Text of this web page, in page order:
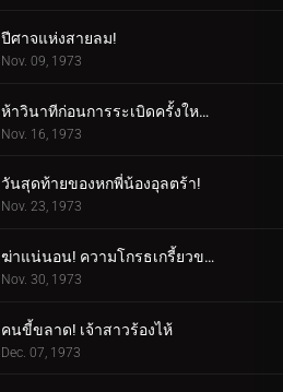
ปีศาจแห่งสายลม!
Nov. 09, 1973
ห้าวินาทีก่อนการระเบิดครั้งใหญ่ของดินแดนอุลตร้า!
Nov. 16, 1973
วันสุดท้ายของหกพี่น้องอุลตร้า!
Nov. 23, 1973
ฆ่าแน่นอน! ความโกรธเกรี้ยวของทาโร่!
Nov. 30, 1973
คนขี้ขลาด! เจ้าสาวร้องไห้
Dec. 07, 1973